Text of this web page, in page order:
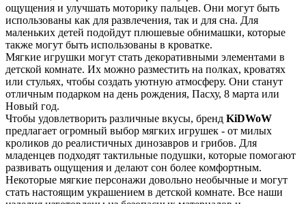
ощущения и улучшать моторику пальцев. Они могут быть
использованы как для развлечения, так и для сна. Для
маленьких детей подойдут плюшевые обнимашки, которые
также могут быть использованы в кроватке.
Мягкие игрушки могут стать декоративными элементами в
детской комнате. Их можно разместить на полках, кроватях
или стульях, чтобы создать уютную атмосферу. Они станут
отличным подарком на день рождения, Пасху, 8 марта или
Новый год.
Чтобы удовлетворить различные вкусы, бренд KiDWoW
предлагает огромный выбор мягких игрушек - от милых
кроликов до реалистичных динозавров и грибов. Для
младенцев подходят тактильные подушки, которые помогают
развивать ощущения и делают сон более комфортным.
Некоторые мягкие персонажи довольно необычные и могут
стать настоящим украшением в детской комнате. Все наши